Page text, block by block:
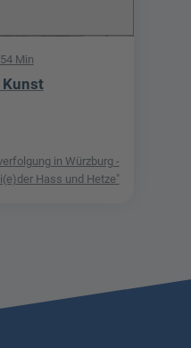
Min
Kunst
in Würzburg -
Hass und Hetze"